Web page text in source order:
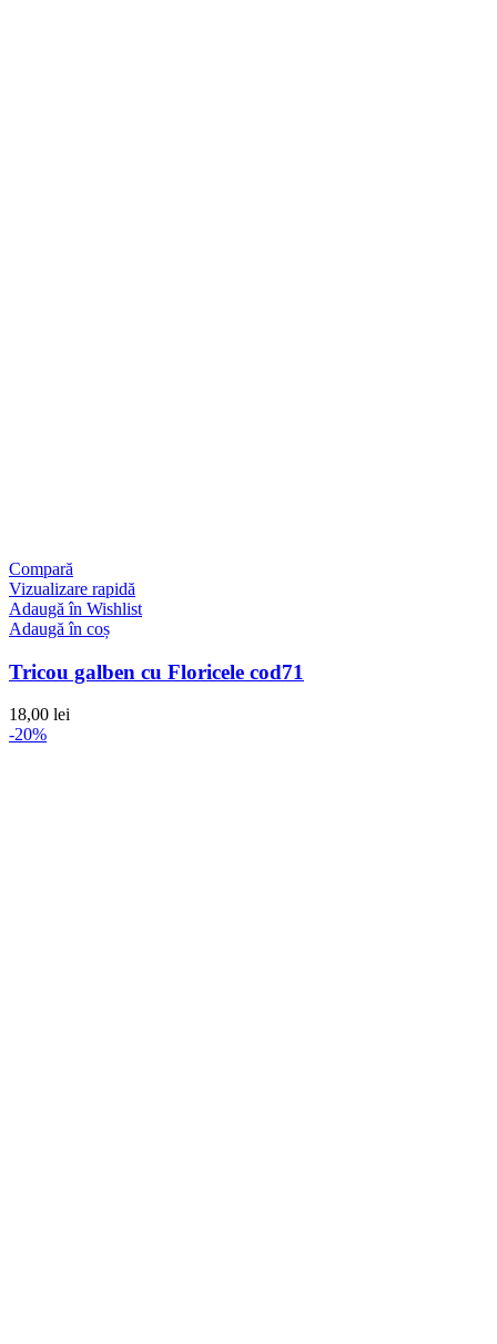
Compară
Vizualizare rapidă
Adaugă în Wishlist
Adaugă în coș
Tricou galben cu Floricele cod71
18,00 lei
-20%